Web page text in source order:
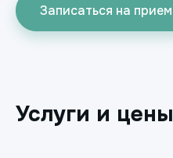
Записаться на прием
Услуги и цены